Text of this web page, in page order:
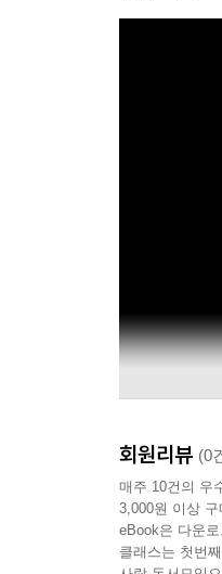
회원리뷰 (0
매주 10건의 우
3,000원 이상
eBook은 다운
클래스는 첫번